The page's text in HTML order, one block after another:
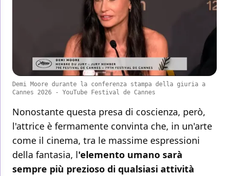
Demi Moore durante la conferenza stampa della giuria a
Cannes 2026 - YouTube Festival de Cannes
Nonostante questa presa di coscienza, però,
l'attrice è fermamente convinta che, in un'arte
come il cinema, tra le massime espressioni
della fantasia, l'elemento umano sarà
sempre più prezioso di qualsiasi attività